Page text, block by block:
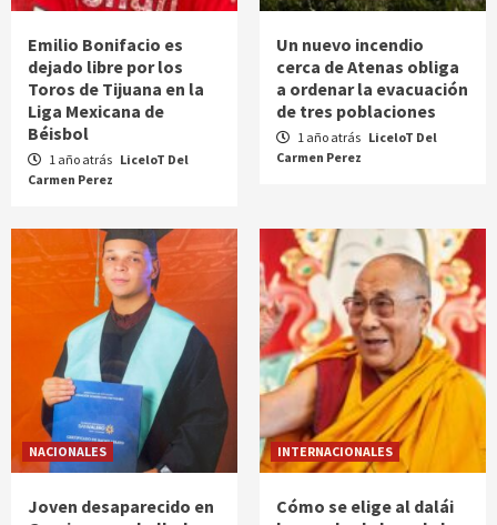
Emilio Bonifacio es
dejado libre por los
Toros de Tijuana en la
Liga Mexicana de
Béisbol
1 año atrás LiceloT Del
Carmen Perez
Un nuevo incendio
cerca de Atenas obliga
a ordenar la evacuación
de tres poblaciones
1 año atrás LiceloT Del
Carmen Perez
NACIONALES
Joven desaparecido en
INTERNACIONALES
Cómo se elige al dalái